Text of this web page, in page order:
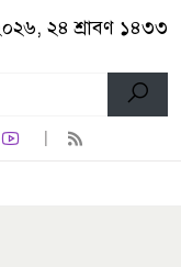
২৪ শ্রাবণ ১৪৩৩